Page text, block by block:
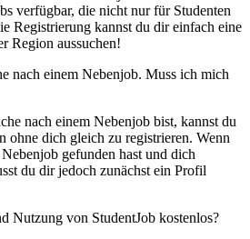
verfügbar, die nicht nur für Studenten
Registrierung kannst du dir einfach eine
Region aussuchen!
nach einem Nebenjob. Muss ich mich
nach einem Nebenjob bist, kannst du
ohne dich gleich zu registrieren. Wenn
gefunden hast und dich
du dir jedoch zunächst ein Profil
Nutzung von StudentJob kostenlos?